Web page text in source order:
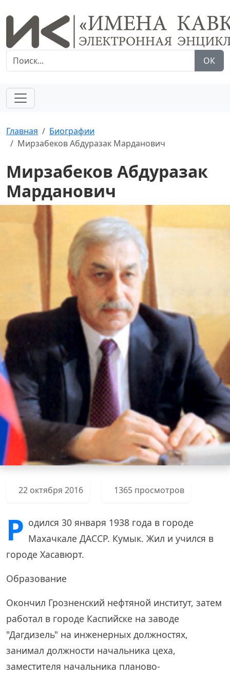
ОК
Главная
Биографии
Мирзабеков Абдуразак Марданович
Мирзабеков Абдуразак
Марданович
22 октября 2016 1365 просмотров
Р одился 30 января 1938 года в городе
Махачкале ДАССР. Кумык. Жил и учился в
городе Хасавюрт.
Образование
Окончил Грозненский нефтяной институт, затем
работал в городе Каспийске на заводе
"Дагдизель" на инженерных должностях,
занимал должности начальника цеха,
заместителя начальника планово-